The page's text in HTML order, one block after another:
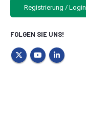
Registrierung / Login
FOLGEN SIE UNS!